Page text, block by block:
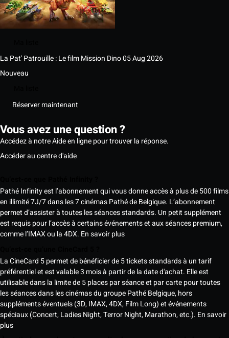
La Pat' Patrouille : Le film Mission Dino05 Aug 2026
Nouveau
Réserver maintenant
Vous avez une question ?
Accédez à notre Aide en ligne pour trouver la réponse.
Accéder au centre d'aide
Pathé Infinity est l’abonnement qui vous donne accès à plus de 500 films
en illimité 7J/7 dans les 7 cinémas Pathé de Belgique. L’abonnement
permet d’assister à toutes les séances standards. Un petit supplément
est requis pour l’accès à certains événements et aux séances premium,
comme l’IMAX ou la 4DX. En savoir plus
La CineCard 5 permet de bénéficier de 5 tickets standards à un tarif
préférentiel et est valable 3 mois à partir de la date d'achat. Elle est
utilisable dans la limite de 5 places par séance et par carte pour toutes
les séances dans les cinémas du groupe Pathé Belgique, hors
suppléments éventuels (3D, IMAX, 4DX, Film Long) et événements
spéciaux (Concert, Ladies Night, Terror Night, Marathon, etc.). En savoir
plus